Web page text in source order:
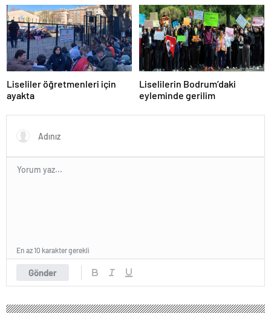
Liseliler öğretmenleri için
ayakta
Liselilerin Bodrum’daki
eyleminde gerilim
Gönder
En az 10 karakter gerekli